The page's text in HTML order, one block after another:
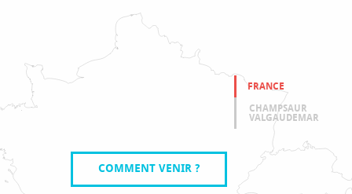
FRANCE
CHAMPSAUR
VALGAUDEMAR
COMMENT VENIR ?